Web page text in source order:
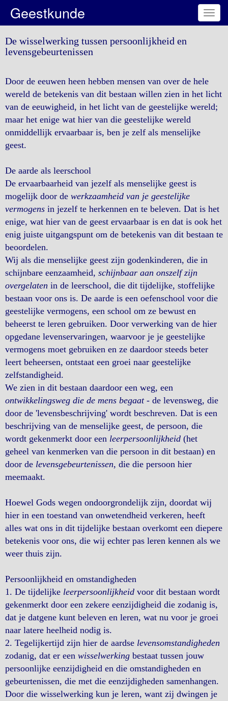
Geestkunde
De wisselwerking tussen persoonlijkheid en
levensgebeurtenissen
Door de eeuwen heen hebben mensen van over de hele
wereld de betekenis van dit bestaan willen zien in het licht
van de eeuwigheid, in het licht van de geestelijke wereld;
maar het enige wat hier van die geestelijke wereld
onmiddellijk ervaarbaar is, ben je zelf als menselijke
geest.
De aarde als leerschool
De ervaarbaarheid van jezelf als menselijke geest is
mogelijk door de werkzaamheid van je geestelijke
vermogens in jezelf te herkennen en te beleven. Dat is het
enige, wat hier van de geest ervaarbaar is en dat is ook het
enig juiste uitgangspunt om de betekenis van dit bestaan te
beoordelen.
Wij als die menselijke geest zijn godenkinderen, die in
schijnbare eenzaamheid, schijnbaar aan onszelf zijn
overgelaten in de leerschool, die dit tijdelijke, stoffelijke
bestaan voor ons is. De aarde is een oefenschool voor die
geestelijke vermogens, een school om ze bewust en
beheerst te leren gebruiken. Door verwerking van de hier
opgedane levenservaringen, waarvoor je je geestelijke
vermogens moet gebruiken en ze daardoor steeds beter
leert beheersen, ontstaat een groei naar geestelijke
zelfstandigheid.
We zien in dit bestaan daardoor een weg, een
ontwikkelingsweg die de mens begaat- de levensweg, die
door de 'levensbeschrijving' wordt beschreven. Dat is een
beschrijving van de menselijke geest, de persoon, die
wordt gekenmerkt door een leerpersoonlijkheid (het
geheel van kenmerken van die persoon in dit bestaan) en
door de levensgebeurtenissen, die die persoon hier
meemaakt.
Hoewel Gods wegen ondoorgrondelijk zijn, doordat wij
hier in een toestand van onwetendheid verkeren, heeft
alles wat ons in dit tijdelijke bestaan overkomt een diepere
betekenis voor ons, die wij echter pas leren kennen als we
weer thuis zijn.
Persoonlijkheid en omstandigheden
1. De tijdelijke leerpersoonlijkheid voor dit bestaan wordt
gekenmerkt door een zekere eenzijdigheid die zodanig is,
dat je datgene kunt beleven en leren, wat nu voor je groei
naar latere heelheid nodig is.
2. Tegelijkertijd zijn hier de aardse levensomstandigheden
zodanig, dat er een wisselwerking bestaat tussen jouw
persoonlijke eenzijdigheid en die omstandigheden en
gebeurtenissen, die met die eenzijdigheden samenhangen.
Door die wisselwerking kun je leren, want zij dwingen je